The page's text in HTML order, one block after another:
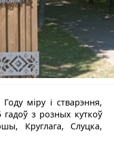
міру і стварэння,
з розных куткоў
Круглага, Слуцка,